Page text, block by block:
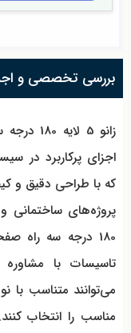
بررسی تخصصی و
زانو 5
اجزای پرکاربرد در
که با طراحی دقیق و
180 درجه سه راه
تاسیسات با
می‌توانند متناسب با
مناسب را انتخاب